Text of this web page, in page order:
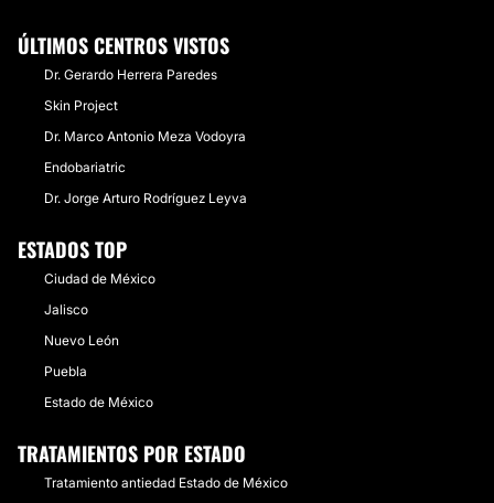
ÚLTIMOS CENTROS VISTOS
Dr. Gerardo Herrera Paredes
​Skin Project
Dr. Marco Antonio Meza Vodoyra
Endobariatric
Dr. Jorge Arturo Rodríguez Leyva
ESTADOS TOP
Ciudad de México
Jalisco
Nuevo León
Puebla
Estado de México
TRATAMIENTOS POR ESTADO
Tratamiento antiedad Estado de México